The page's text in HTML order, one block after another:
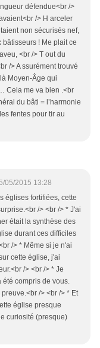
défendue<br />
/> H arceler
non sécurisés nef,
bâtisseurs ! Me plait ce
<br /> T out du
/> A ssurément trouvé
Moyen-Âge qui
Cela me va bien .<br
du bâti = l’harmonie
fentes pour tir au
05/2015 13:28
églises fortifiées, cette
/> <br /> * J'ai
était la synthèse des
durant ces difficiles
/> * Même si je n'ai
cette église, j'ai
/> <br /> * Je
compris de vous.
/> <br /> * Et
église presque
curiosité (presque)